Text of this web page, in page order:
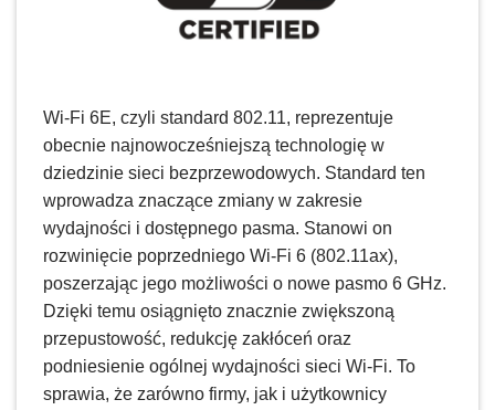
Wi-Fi 6E, czyli standard 802.11, reprezentuje
obecnie najnowocześniejszą technologię w
dziedzinie sieci bezprzewodowych. Standard ten
wprowadza znaczące zmiany w zakresie
wydajności i dostępnego pasma. Stanowi on
rozwinięcie poprzedniego Wi-Fi 6 (802.11ax),
poszerzając jego możliwości o nowe pasmo 6 GHz.
Dzięki temu osiągnięto znacznie zwiększoną
przepustowość, redukcję zakłóceń oraz
podniesienie ogólnej wydajności sieci Wi-Fi. To
sprawia, że zarówno firmy, jak i użytkownicy